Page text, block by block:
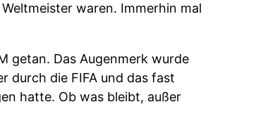
waren. Immerhin mal
getan. Das Augenmerk wurde
durch die FIFA und das fast
hatte. Ob was bleibt, außer